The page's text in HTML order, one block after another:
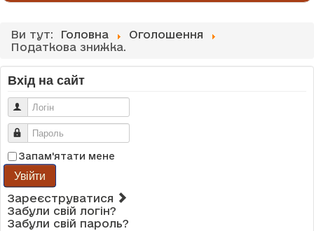
Ви тут: Головна
Оголошення
Податкова знижка.
Вхід на сайт
Логін
Пароль
Запам'ятати мене
Увійти
Зареєструватися
Забули свій логін?
Забули свій пароль?